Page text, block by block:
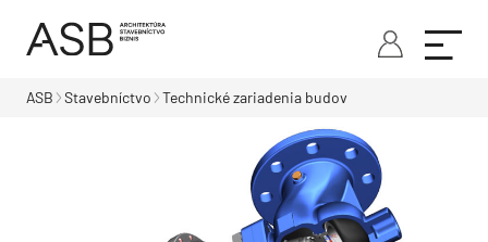
ASB Stavebníctvo Technické zariadenia budov